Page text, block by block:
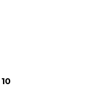
10